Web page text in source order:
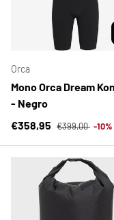
Orca
Mono Orca Dream
- Negro
Precio de venta
€358,95 Precio normal
€399,00 -10%